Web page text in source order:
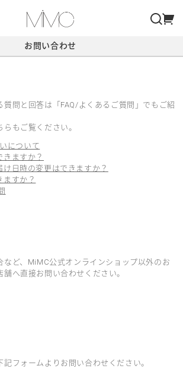
お問い合わせ
質問と回答は「FAQ/よくあるご質問」でもご紹
もご覧ください。
について
ますか？
日時の変更はできますか？
ますか？
など、MiMC公式オンラインショップ以外のお
へ直接お問い合わせください。
フォームよりお問い合わせください。